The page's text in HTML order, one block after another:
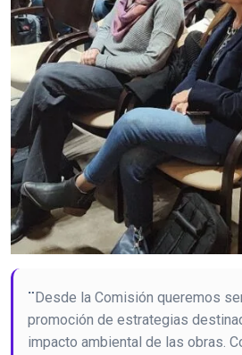
¨ Desde la Comisión queremos
promoción de estrategias
impacto ambiental de las obras.